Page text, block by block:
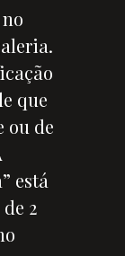
que
ou de
está
2